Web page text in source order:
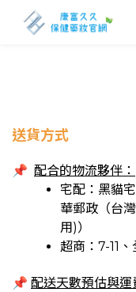
送貨方式
📌 配合的物流夥伴：
宅配：黑貓
華郵政（台
用)）
超商：7-11
📌 配送天數預估與運